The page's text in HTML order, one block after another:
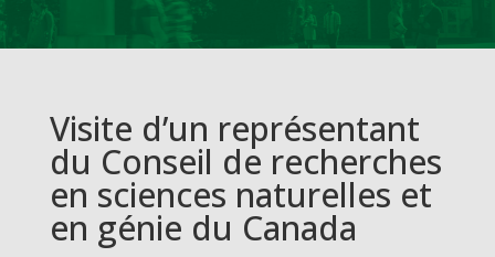
Visite d’un représentant
du Conseil de recherches
en sciences naturelles et
en génie du Canada